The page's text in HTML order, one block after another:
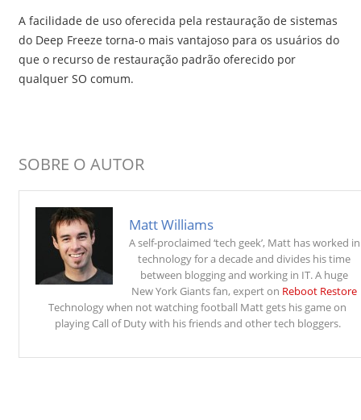
A facilidade de uso oferecida pela restauração de sistemas
do Deep Freeze torna-o mais vantajoso para os usuários do
que o recurso de restauração padrão oferecido por
qualquer SO comum.
SOBRE O AUTOR
Matt Williams
A self-proclaimed ‘tech geek’, Matt has worked in
technology for a decade and divides his time
between blogging and working in IT. A huge
New York Giants fan, expert on Reboot Restore
Technology when not watching football Matt gets his game on
playing Call of Duty with his friends and other tech bloggers.